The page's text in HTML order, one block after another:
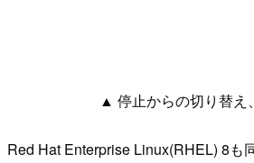
▲ 停止からの切り替え
Red Hat Enterprise Linux(RHEL) 8も